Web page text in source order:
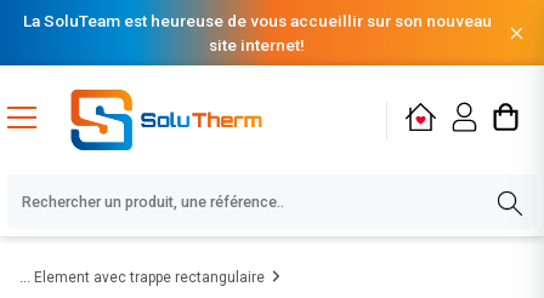
La SoluTeam est heureuse de vous accueillir sur son nouveau
site internet!
Element avec trappe rectangulaire